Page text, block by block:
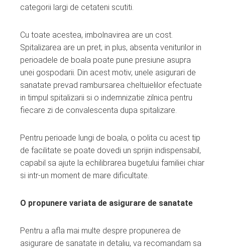
categorii largi de cetateni scutiti.
Cu toate acestea, imbolnavirea are un cost.
Spitalizarea are un pret; in plus, absenta veniturilor in
perioadele de boala poate pune presiune asupra
unei gospodarii. Din acest motiv, unele asigurari de
sanatate prevad rambursarea cheltuielilor efectuate
in timpul spitalizarii si o indemnizatie zilnica pentru
fiecare zi de convalescenta dupa spitalizare.
Pentru perioade lungi de boala, o polita cu acest tip
de facilitate se poate dovedi un sprijin indispensabil,
capabil sa ajute la echilibrarea bugetului familiei chiar
si intr-un moment de mare dificultate.
O propunere variata de asigurare de sanatate
Pentru a afla mai multe despre propunerea de
asigurare de sanatate in detaliu, va recomandam sa